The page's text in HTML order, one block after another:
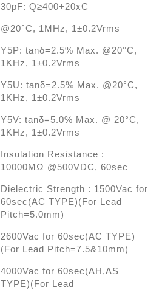
30pF: Q≥400+20xC
@20°C, 1MHz, 1±0.2Vrms
Y5P: tanδ=2.5% Max. @20°C,
1KHz, 1±0.2Vrms
Y5U: tanδ=2.5% Max. @20°C,
1KHz, 1±0.2Vrms
Y5V: tanδ=5.0% Max. @ 20°C,
1KHz, 1±0.2Vrms
Insulation Resistance :
10000MΩ @500VDC, 60sec
Dielectric Strength : 1500Vac for
60sec(AC TYPE)(For Lead
Pitch=5.0mm)
2600Vac for 60sec(AC TYPE)
(For Lead Pitch=7.5&10mm)
4000Vac for 60sec(AH,AS
TYPE)(For Lead